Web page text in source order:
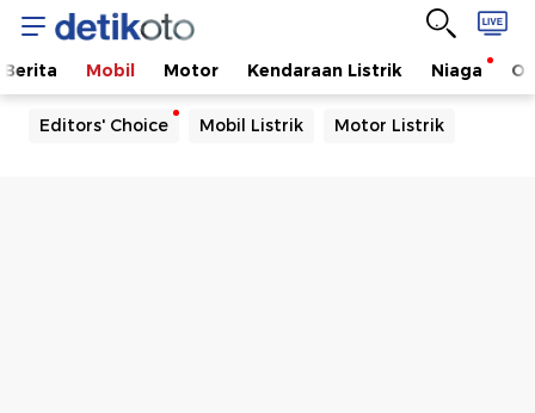
Berita Mobil Motor Kendaraan Listrik Niaga
Editors' Choice Mobil Listrik Motor Listrik